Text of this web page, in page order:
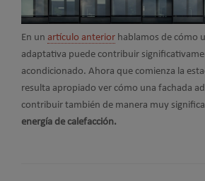
En un artículo anterior hablamos de cómo
adaptativa puede contribuir
acondicionado. Ahora que comienza la
resulta apropiado ver cómo una fachada
contribuir también de manera muy
energía de calefacción.